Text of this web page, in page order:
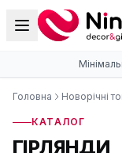
Головна Новорічні
КАТАЛОГ
ГІРЛЯНДИ